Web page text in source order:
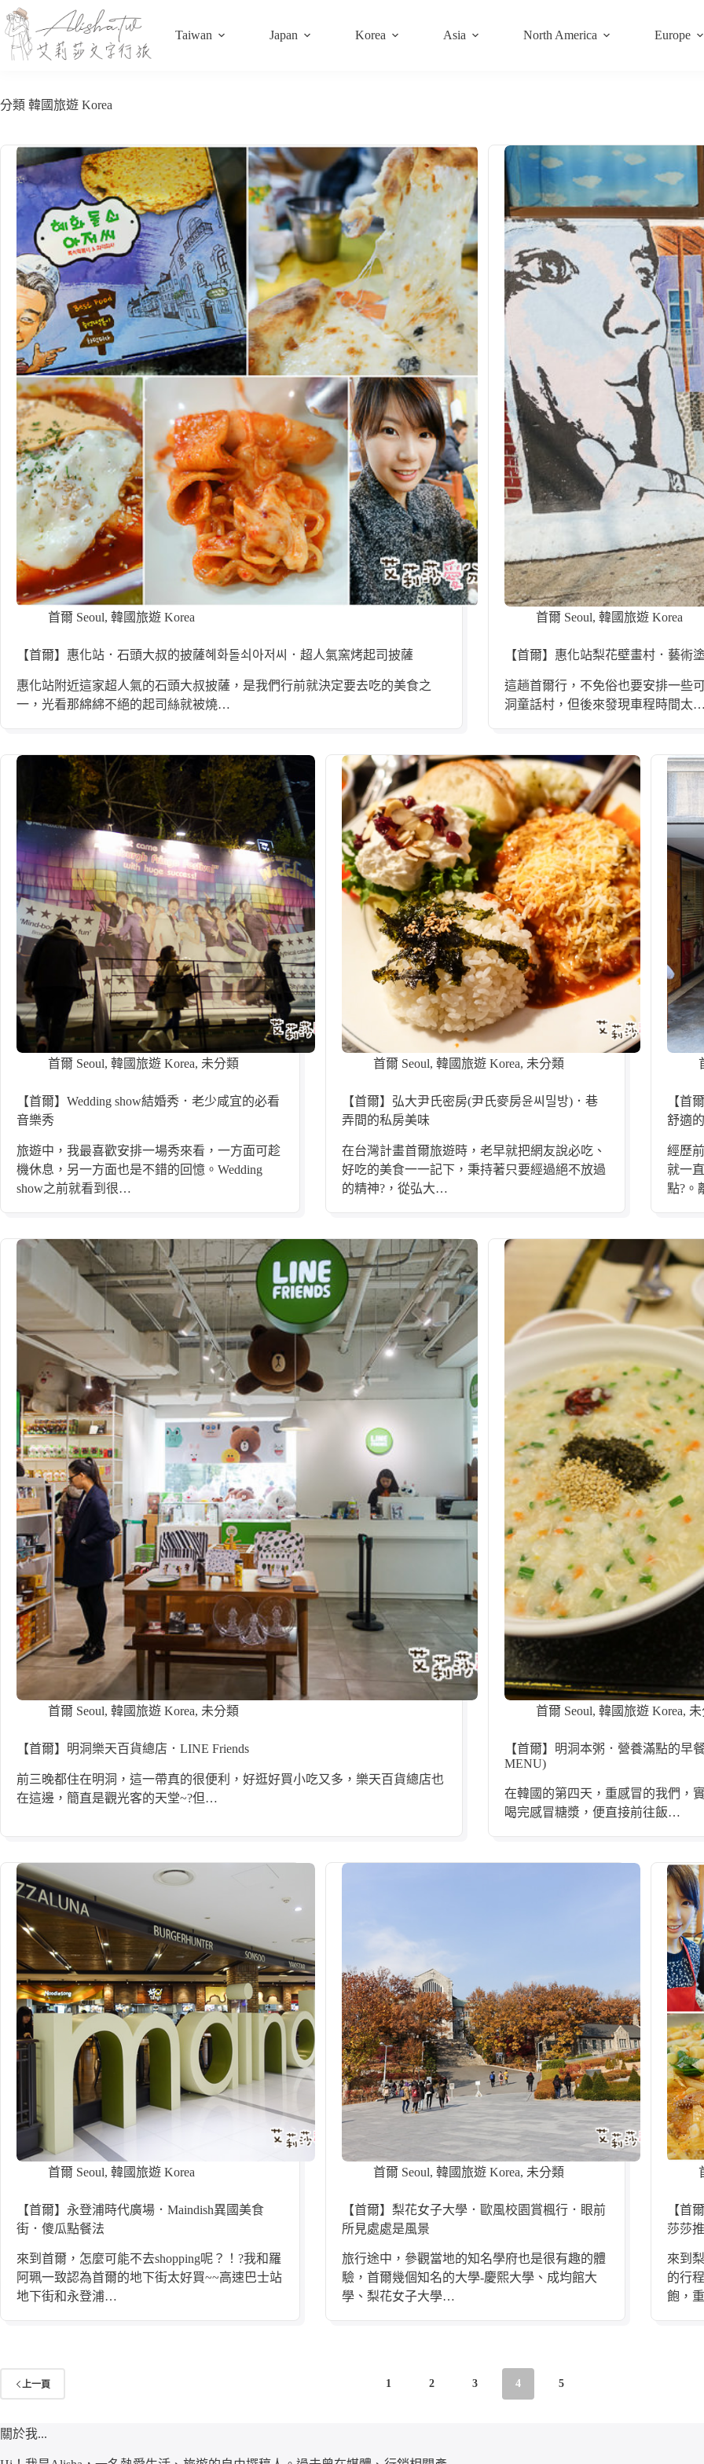
至
主
容
Taiwan Japan Korea Asia North America Europe
分類 韓國旅遊 Korea
首爾 Seoul, 韓國旅遊 Korea
【首爾】惠化站．石頭大叔的披薩혜화돌쇠아저씨．超人氣窯烤起司披薩
惠化站附近這家超人氣的石頭大叔披薩，是我們行前就決定要去吃的美食之
一，光看那綿綿不絕的起司絲就被燒…
首爾 Seoul, 韓國旅遊 Korea
【首爾】惠化站梨花壁畫村．藝術
這趟首爾行，不免俗也要安排一些
洞童話村，但後來發現車程時間太
首爾 Seoul, 韓國旅遊 Korea, 未分類
【首爾】Wedding show結婚秀．老少咸宜的必看
音樂秀
旅遊中，我最喜歡安排一場秀來看，一方面可趁
機休息，另一方面也是不錯的回憶。Wedding
show之前就看到很…
首爾 Seoul, 韓國旅遊 Korea, 未分類
【首爾】弘大尹氏密房(尹氏麥房윤씨밀방)．巷
弄間的私房美味
在台灣計畫首爾旅遊時，老早就把網友說必吃、
好吃的美食一一記下，秉持著只要經過絕不放過
的精神?，從弘大…
【首
舒適
經歷
就一
點?。
首爾 Seoul, 韓國旅遊 Korea, 未分類
【首爾】明洞樂天百貨總店．LINE Friends
前三晚都住在明洞，這一帶真的很便利，好逛好買小吃又多，樂天百貨總店也
在這邊，簡直是觀光客的天堂~?但…
首爾 Seoul, 韓國旅遊 Korea,
【首爾】明洞本粥．營養滿點的早
MENU)
在韓國的第四天，重感冒的我們，
喝完感冒糖漿，便直接前往飯…
首爾 Seoul, 韓國旅遊 Korea
【首爾】永登浦時代廣場．Maindish異國美食
街．傻瓜點餐法
來到首爾，怎麼可能不去shopping呢？！?我和羅
阿珮一致認為首爾的地下街太好買~~高速巴士站
地下街和永登浦…
首爾 Seoul, 韓國旅遊 Korea, 未分類
【首爾】梨花女子大學．歐風校園賞楓行．眼前
所見處處是風景
旅行途中，參觀當地的知名學府也是很有趣的體
驗，首爾幾個知名的大學-慶熙大學、成均館大
學、梨花女子大學…
【首
莎莎
來到
的行
飽，
上一頁 1 2 3 4 5
關於我...